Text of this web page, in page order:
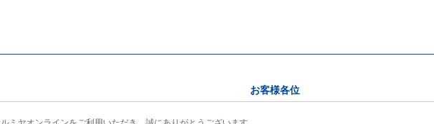
お客様各位